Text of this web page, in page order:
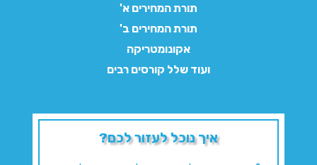
תורת המחירים א'
תורת המחירים ב'
אקונומטריקה
ועוד שלל קורסים רבים
איך נוכל לעזור לכם?